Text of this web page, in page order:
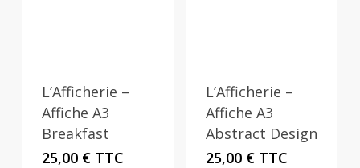
L’Afficherie –
Affiche A3
Breakfast
25,00 € TTC
L’Afficherie –
Affiche A3
Abstract Design
25,00 € TTC